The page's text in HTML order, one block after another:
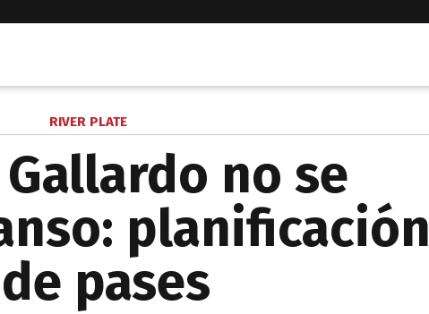
RIVER PLATE
no se
planificación
pases